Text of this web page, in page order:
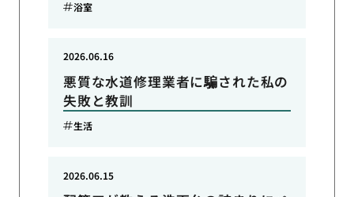
浴室
悪質な水道修理業者に騙された私の
失敗と教訓
2026.06.16
生活
2026.06.15